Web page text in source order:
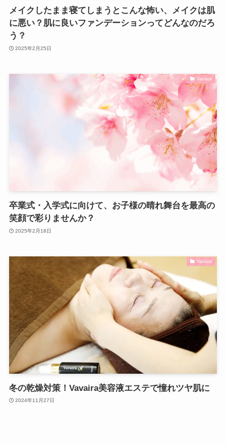
メイクしたまま寝てしまうとこんな怖い、メイクは肌
に悪い？肌に良いファンデーションってどんなのだろ
う？
2025年2月25日
Vavaira
卒業式・入学式に向けて、お子様の晴れ舞台を最高の
笑顔で彩りませんか？
2025年2月18日
Vavaira
冬の乾燥対策！Vavaira美容液エステで憧れツヤ肌に
2024年11月27日